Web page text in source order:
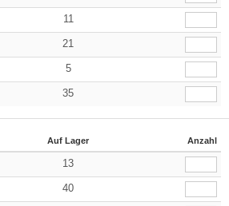
11
21
5
35
Auf Lager Anzahl
13
40